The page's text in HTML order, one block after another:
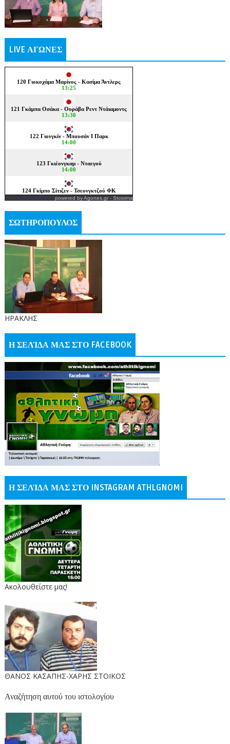
LIVE ΑΓΩΝΕΣ
powered byAgones.gr- Stoixima
ΣΩΤΗΡΟΠΟΥΛΟΣ
ΗΡΑΚΛΗΣ
Η ΣΕΛΊΔΑ ΜΑΣ ΣΤΟ FACEBOOK
Η ΣΕΛΊΔΑ ΜΑΣ ΣΤΟ INSTAGRAM ATHLGNOMI
Ακολουθείστε μας!
ΘΑΝΟΣ ΚΑΣΑΠΗΣ-ΧΑΡΗΣ ΣΤΟΙΚΟΣ
Αναζήτηση αυτού του ιστολογίου